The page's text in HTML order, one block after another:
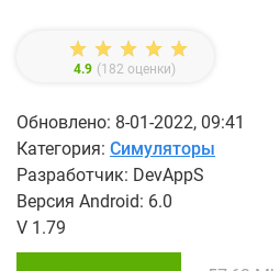
4.9 (182 оценки)
Обновлено: 8-01-2022, 09:41
Категория: Симуляторы
Разработчик: DevAppS
Версия Android: 6.0
V 1.79